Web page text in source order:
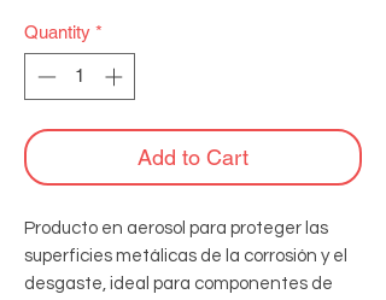
Quantity *
Add to Cart
Producto en aerosol para proteger las
superficies metálicas de la corrosión y el
desgaste, ideal para componentes de